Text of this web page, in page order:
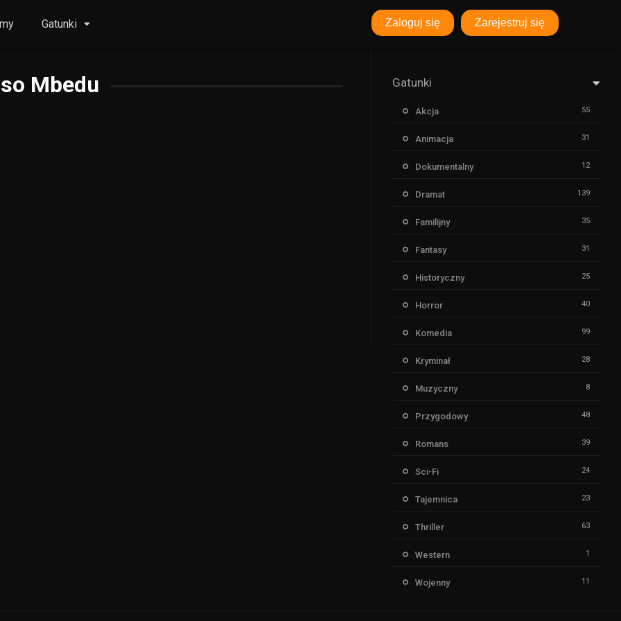
Gatunki Zarejestruj się
Zaloguj się
Mbedu Gatunki
Akcja 55
Animacja 31
Dokumentalny 12
Dramat 139
Familijny 35
Fantasy 31
Historyczny 25
Horror 40
Komedia 99
Kryminał 28
Muzyczny 8
Przygodowy 48
Romans 39
Sci-Fi 24
Tajemnica 23
Thriller 63
Western 1
Wojenny 11